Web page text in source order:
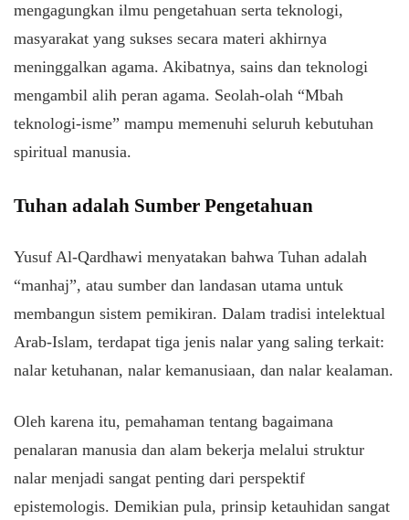
mengagungkan ilmu pengetahuan serta teknologi,
masyarakat yang sukses secara materi akhirnya
meninggalkan agama. Akibatnya, sains dan teknologi
mengambil alih peran agama. Seolah-olah “Mbah
teknologi-isme” mampu memenuhi seluruh kebutuhan
spiritual manusia.
​Tuhan adalah Sumber Pengetahuan
​Yusuf Al-Qardhawi menyatakan bahwa Tuhan adalah
“manhaj”, atau sumber dan landasan utama untuk
membangun sistem pemikiran. Dalam tradisi intelektual
Arab-Islam, terdapat tiga jenis nalar yang saling terkait:
nalar ketuhanan, nalar kemanusiaan, dan nalar kealaman.
​Oleh karena itu, pemahaman tentang bagaimana
penalaran manusia dan alam bekerja melalui struktur
nalar menjadi sangat penting dari perspektif
epistemologis. Demikian pula, prinsip ketauhidan sangat